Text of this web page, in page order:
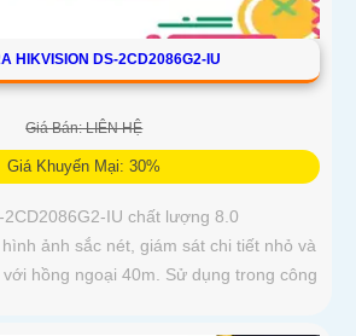
HIKVISION DS-2CD2086G2-IU
Giá Bán: LIÊN HỆ
Giá Khuyến Mại: 30%
2CD2086G2-IU chất lượng 8.0
ảnh sắc nét, giám sát chi tiết nhỏ và
hồng ngoại 40m. Sử dụng trong công